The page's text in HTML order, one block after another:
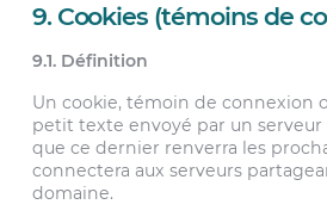
9. Cookies (témoins de
9.1. Définition
Un cookie, témoin de connexion
petit texte envoyé par un serveur
que ce dernier renverra les
connectera aux serveurs
domaine.